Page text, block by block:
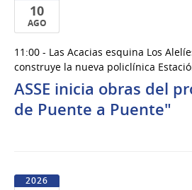
10
AGO
de
Ago
del
2026
11:00 - Las Acacias esquina Los
construye la nueva policlínica
ASSE inicia obras del
de Puente a Puente"
2026